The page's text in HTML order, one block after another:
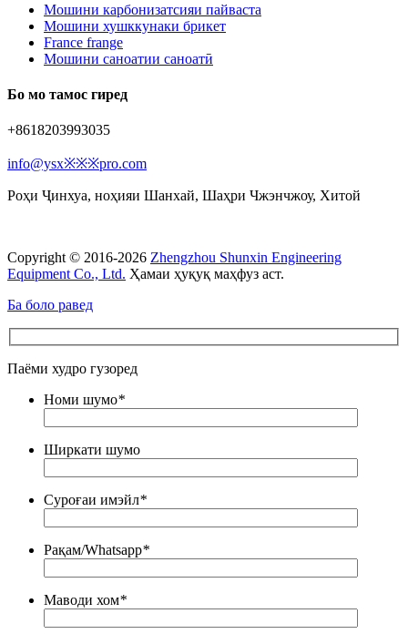
Мошини карбонизатсияи пайваста
Мошини хушккунаки брикет
France frange
Мошини саноатии саноатӣ
Бо мо тамос гиред
+8618203993035
info@ysx※※※pro.com
Роҳи Ҷинхуа, ноҳияи Шанхай, Шаҳри Чжэнчжоу, Хитой
Copyright © 2016-2026 Zhengzhou Shunxin Engineering
Equipment Co., Ltd. Ҳамаи ҳуқуқ маҳфуз аст.
Ба боло равед
Паёми худро гузоред
Номи шумо*
Ширкати шумо
Суроғаи имэйл*
Рақам/Whatsapp*
Маводи хом*